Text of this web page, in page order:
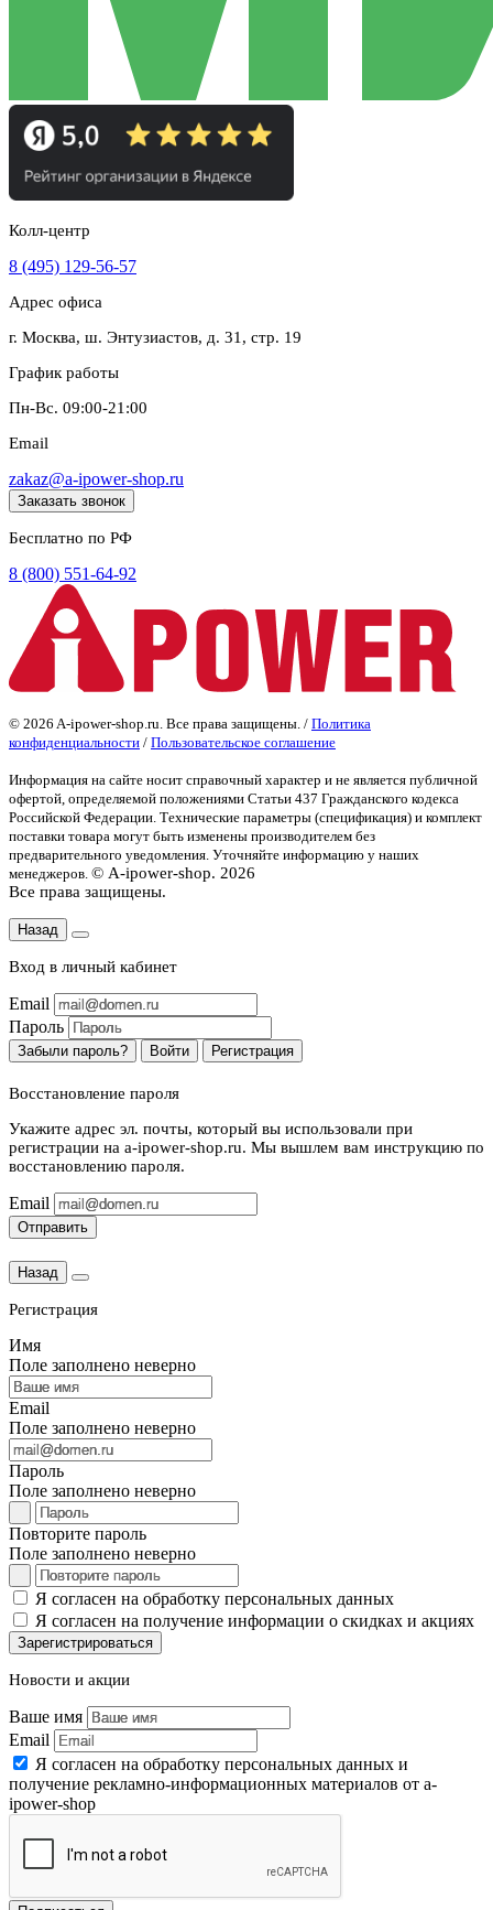
Колл-центр
8 (495) 129-56-57
Адрес офиса
г. Москва, ш. Энтузиастов, д. 31, стр. 19
График работы
Пн-Вс. 09:00-21:00
Email
zakaz@a-ipower-shop.ru
Заказать звонок
Бесплатно по РФ
8 (800) 551-64-92
© 2026 A-ipower-shop.ru. Все права защищены. / Политика
конфиденциальности / Пользовательское соглашение
Информация на сайте носит справочный характер и не является публичной
офертой , определяемой положениями Статьи 437 Гражданского кодекса
Российской Федерации. Технические параметры (спецификация) и комплект
поставки товара могут быть изменены производителем без
предварительного уведомления. Уточняйте информацию у наших
менеджеров. © A-ipower-shop. 2026
Все права защищены.
Назад
Вход в личный кабинет
Email
Пароль
Забыли пароль? Войти Регистрация
Восстановление пароля
Укажите адрес эл. почты, который вы использовали при
регистрации на a-ipower-shop.ru. Мы вышлем вам инструкцию по
восстановлению пароля.
Email
Отправить
Назад
Регистрация
Имя
Поле заполнено неверно
Email
Поле заполнено неверно
Пароль
Поле заполнено неверно
Повторите пароль
Поле заполнено неверно
Я согласен на обработку персональных данных
Я согласен на получение информации о скидках и акциях
Зарегистрироваться
Новости и акции
Ваше имя
Email
Я согласен на обработку персональных данных и
получение рекламно-информационных материалов от a-
ipower-shop